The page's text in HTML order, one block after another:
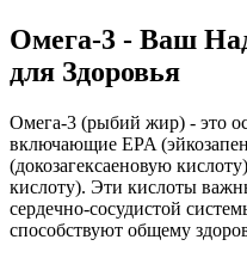
Омега-3 - Ваш
для Здоровья
Омега-3 (рыбий жир) - это
включающие EPA
(докозагексаеновую
кислоту). Эти кислоты
сердечно-сосудистой
способствуют общему